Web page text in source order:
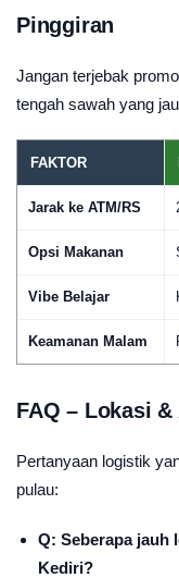
Pinggiran
Jangan terjebak
tengah sawah yang
FAKTOR
Jarak ke ATM/RS
Opsi Makanan
Vibe Belajar
Keamanan Malam
FAQ – Lokasi
Pertanyaan logistik
pulau:
Q: Seberapa jauh
Kediri?